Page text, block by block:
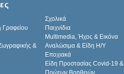
Σχολικά
Γραφείου
Παιχνίδια
Multimedia, Ήχος & Εικόνα
&
Αναλώσιμα & Είδη Η/Υ
Εποχιακά
Είδη Προστασίας Covid-19 &
Πρώτων Βοηθειών